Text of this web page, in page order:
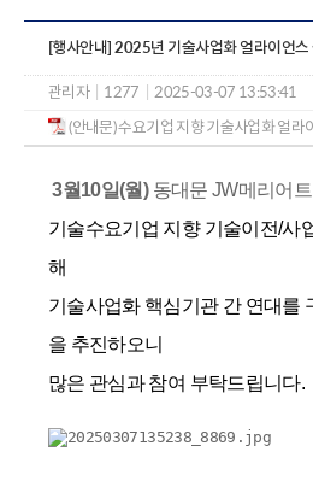
[행사안내] 2025년 기술사업화 얼라이언스
관리자 1277
2025-03-07 13:53:41
(안내문) 수요기업 지향 기술사업화 얼라
3월10일(월)동대문 JW메리어
기술수요기업 지향 기술이전/사
해
기술사업화 핵심기관 간 연대를
을 추진하오니
많은 관심과 참여 부탁드립니다.